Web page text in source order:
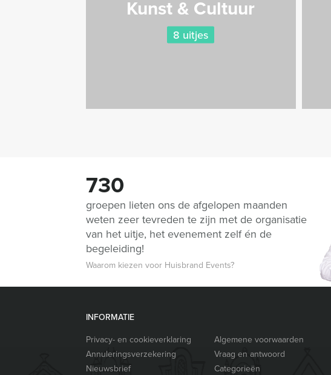
Kunst & Cultuur
8 uitjes
730
groepen lieten ons de afgelopen maanden
weten zeer tevreden te zijn met de organisatie
van het uitje, het evenement zelf én de
begeleiding!
Waarom kiezen voor Huisbrand Events?
INFORMATIE
Privacy- en cookieverklaring
Algemene voorwaarden
Annuleringsverzekering
Vraag en antwoord
Nieuwsbrief
Categorieën